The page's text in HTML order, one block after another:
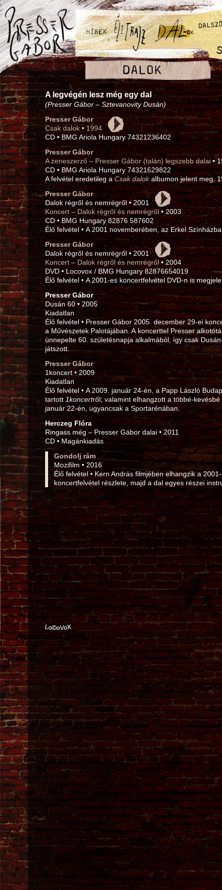
A legvégén lesz még egy dal
(Presser Gábor – Sztevanovity Dusán)
Presser Gábor
Csak dalok •1994
CD • BMG Ariola Hungary 74321236402
Presser Gábor
A zeneszerző – Presser Gábor (talán) legszebb dalai•
CD • BMG Ariola Hungary 74321629822
A felvétel eredetileg a Csak dalokalbumon jelent meg,
Presser Gábor
Dalok régről és nemrégről • 2001
Koncert – Dalok régről és nemrégről • 2003
CD • BMG Hungary 82876 587602
Élő felvétel • A 2001 novemberében, az Erkel
Presser Gábor
Dalok régről és nemrégről • 2001
Koncert – Dalok régről és nemrégről• 2004
DVD • Locovox / BMG Hungary 82876654019
Élő felvétel • A 2001‑es koncertfelvétel DVD-n is
Presser Gábor
Dusán 60 • 2005
Kiadatlan
Élő felvétel • Presser Gábor 2005. december 29‑ei
a Művészetek Palotájában. A koncerttel Presser
ünnepelte 60. születésnapja alkalmából, így csak
játszott.
Presser Gábor
1koncert • 2009
Kiadatlan
Élő felvétel • A 2009. január 24‑én, a Papp László
tartott 1koncertről; valamint elhangzott a többé-
január 22‑én, ugyancsak a Sportarénában.
Herczeg Flóra
Ringass még – Presser Gábor dalai • 2011
CD • Magánkiadás
Gondolj rám
Mozifilm • 2016
Élő felvétel • Kern András filmjében elhangzik a
koncertfelvétel részlete, majd a dal egyes részei